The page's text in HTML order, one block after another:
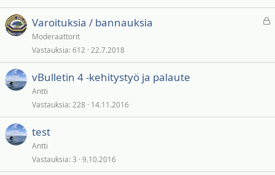
s
L
i
Varoituksia / bannauksia
Moderaattorit
Vastauksia 612 22.7.2018
vBulletin 4 -kehitystyö ja palaute
Antti
Vastauksia 228 14.11.2016
test
Antti
Vastauksia 3 9.10.2016